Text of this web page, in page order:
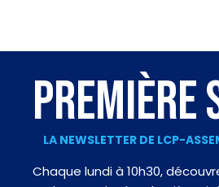
PREMIÈRE
LA NEWSLETTER DE LCP-
Chaque lundi à 10h30,